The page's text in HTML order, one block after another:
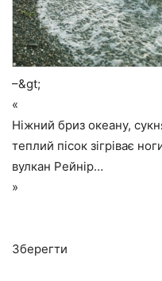
–&gt;
«
Ніжний бриз океану,
теплий пісок зігріває
вулкан Рейнір…
»
Зберегти